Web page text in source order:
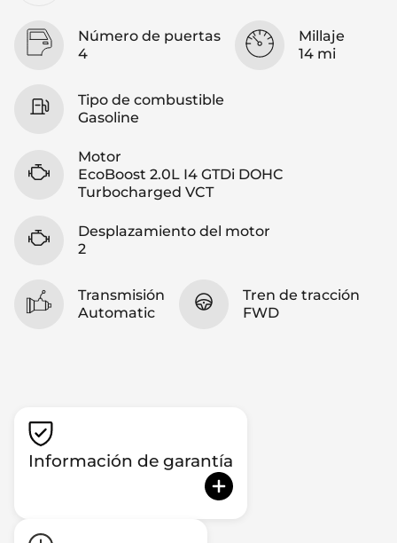
Número de puertas
4
Millaje
14 mi
Tipo de combustible
Gasoline
Motor
EcoBoost 2.0L I4 GTDi DOHC
Turbocharged VCT
Desplazamiento del motor
2
Transmisión
Automatic
Tren de tracción
FWD
Información de garantía